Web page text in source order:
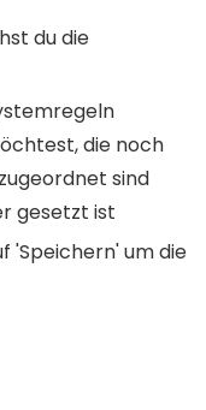
du die
die noch
sind
gesetzt ist
'Speichern' um die